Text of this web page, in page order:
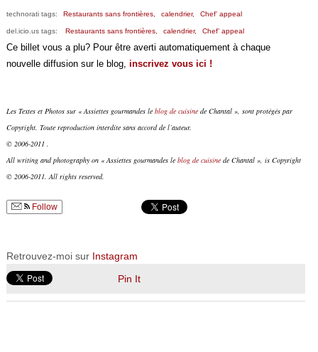
technorati tags: Restaurants sans frontières, calendrier, Chef’ appeal
del.icio.us tags: Restaurants sans frontières, calendrier, Chef’ appeal
Ce billet vous a plu? Pour être averti automatiquement à chaque
nouvelle diffusion sur le blog, inscrivez vous ici !
Les Textes et Photos sur « Assiettes gourmandes le blog de cuisinede Chantal », sont protégés par
Copyright. Toute reproduction interdite sans accord de l’auteur.
© 2006-2011 .
All writing and photography on « Assiettes gourmandes le blog de cuisinede Chantal », is Copyright
© 2006-2011. All rights reserved.
Follow
Retrouvez-moi sur Instagram
Pin It